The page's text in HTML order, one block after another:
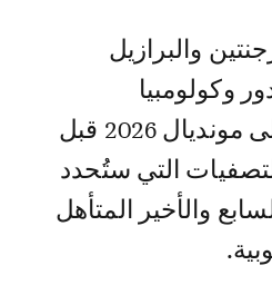
والبرازيل
وكولومبيا
والباراغواي رسميا إلى مونديال 2026 قبل
التي ستُحدد
والأخير المتأهل